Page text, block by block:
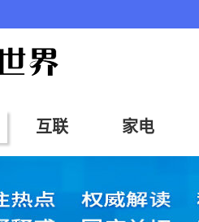
互联 家电